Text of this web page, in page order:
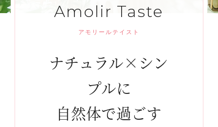
Amolir Taste
アモリールテイスト
ナチュラル×シン
プルに
自然体で過ごす